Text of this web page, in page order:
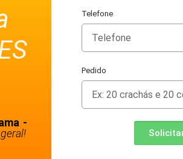
-
Telefone
Pedido